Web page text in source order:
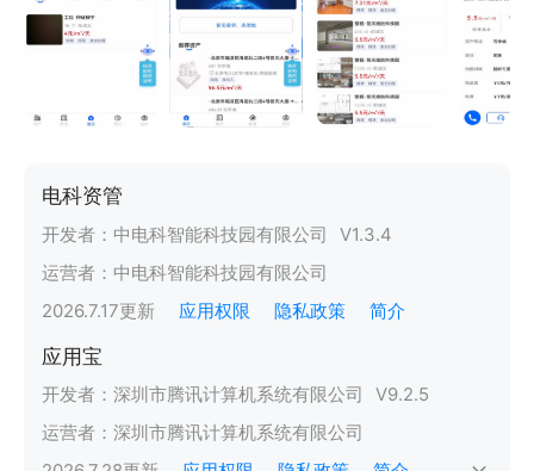
电科资管
开发者： 中电科智能科技园有限公司 V1.3.4
运营者： 中电科智能科技园有限公司
2026.7.17更新 应用权限 隐私政策 简介
应用宝
开发者： 深圳市腾讯计算机系统有限公司 V9.2.5
运营者： 深圳市腾讯计算机系统有限公司